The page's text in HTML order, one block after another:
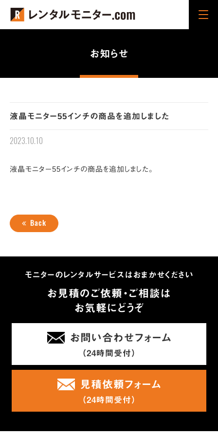
Cli
お知らせ
液晶モニター55インチの商品を追加しました
2023.10.10
液晶モニター55インチの商品を追加しました。
Back
モニターのレンタルサービスはおまかせください
お見積のご依頼・ご相談は
お気軽にどうぞ
お問い合わせフォーム
（24時間受付）
見積依頼フォーム
（24時間受付）